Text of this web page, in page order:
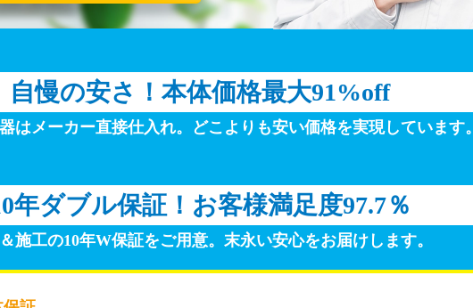
自慢の安さ！ 本体価格最大91%off
はメーカー直接仕入れ。 どこよりも安い価格を実現しています。
年ダブル保証！ お客様満足度97.7％
施工の10年W保証をご用意。 末永い安心をお届けします。